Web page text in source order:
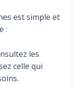
est simple et
:
les
celle qui